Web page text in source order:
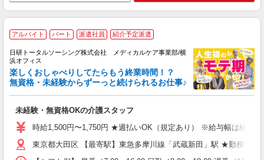
アルバイト パート 派遣社員 紹介予定派遣
日研トータルソーシング株式会社 メディカルケア事業部/横
浜オフィス
楽しくおしゃべりしてたらもう終業時間！？
無資格・未経験からずーっと続けられるお仕事♪
未経験・無資格OKの介護スタッフ
時給1,500円〜1,750円 ★週払いOK（規定あり） ※給与幅は経験・
東京都大田区 【最寄駅】東急多摩川線「武蔵新田」駅 ★勤務地